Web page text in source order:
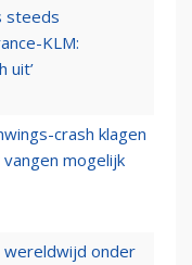
steeds
KLM:
uit’
crash klagen
mogelijk
wereldwijd onder